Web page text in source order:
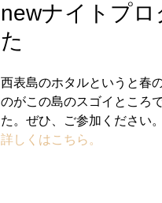
newナイトプ
た
西表島のホタルというと春
のがこの島のスゴイところ
た。ぜひ、ご参加ください。
詳しくはこちら。